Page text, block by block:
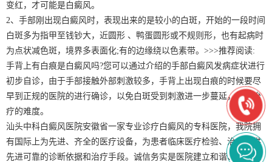
变红，才可能是白癜风。
2、手部刚出现白癜风时，表现出来的是较小的白斑，开始的一段时间
白斑多为指甲至钱钞大，近圆形 、鸭蛋圆形或不规则形，也有起病时
为点状减色斑，境界多表面化;有的边缘绕以色素带。>>>推荐阅读:
手背上有白痕是白癜风吗?您可以通过介绍的手部白癜风发病症状进行
初步自诊，由于手部接触外部刺激较多，手背上出现白痕的时候要尽
早到正规的医院的进行确诊，以免白斑受到刺激进一步蔓延，增加治
疗的难度。
汕头中科白癜风医院安徽省一家专业诊疗白癜风的专科医院，我院拥
有国际上为先进、齐全的医疗设备，为患者临床医疗检验、治疗提供
先进可靠的诊断依据和治疗手段。诚信务实是医院建立和谐、新型医